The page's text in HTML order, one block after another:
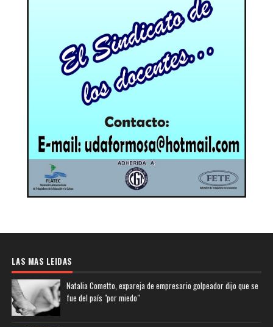
LAS MAS LEIDAS
Natalia Cometto, expareja de empresario golpeador dijo que se
fue del país "por miedo"